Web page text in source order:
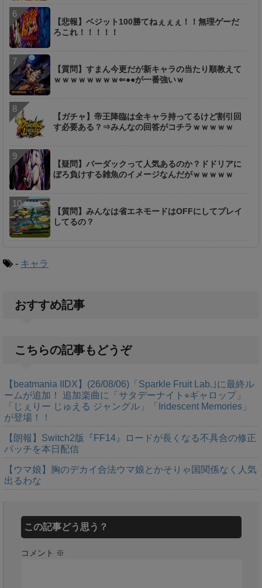
【悲報】ベジット100勝てねぇぇぇ！！無理ゲーだ
ろこれ！！！！！
【質問】すまん今更だが新キャラの当たり順教えて
ｗｗｗｗｗｗｗｗ⇐●●が一番強いｗ
【ガチャ】帝王降臨は全キャラ持ってるけど割引回
す必要ある？⇒みんなの回答がコチラｗｗｗｗｗ
【疑問】バーダックって人気あるのか？ドドリアに
ぼろ負けする雑魚のイメージなんだがｗｗｗｗｗ
【質問】みんなは省エネモードはOFFにしてプレイ
してるの？
- キャラ
おすすめ記事
こちらの記事もどうぞ
【beatmania IIDX】(26/08/06)「Sparkle Fruit Lab.｣に最終ル
ームが追加！ 追加楽曲に「サタデーナイト⭐︎ギャロップ」
「じぇりー じゅえる ジャングル」「Iridescent Memories」
が登場！！
【朗報】Switch2版『FF14』ロードが長くなる不具合の修正
パッチを本日配信
【ウマ娘】胸のデカイ合法ウマ娘とかそりゃ国関係なく人気
出るわな
この記事どう思う？
コメント ※